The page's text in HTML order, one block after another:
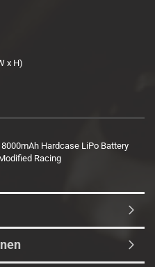
x H)
Hardcase LiPo Battery
Racing